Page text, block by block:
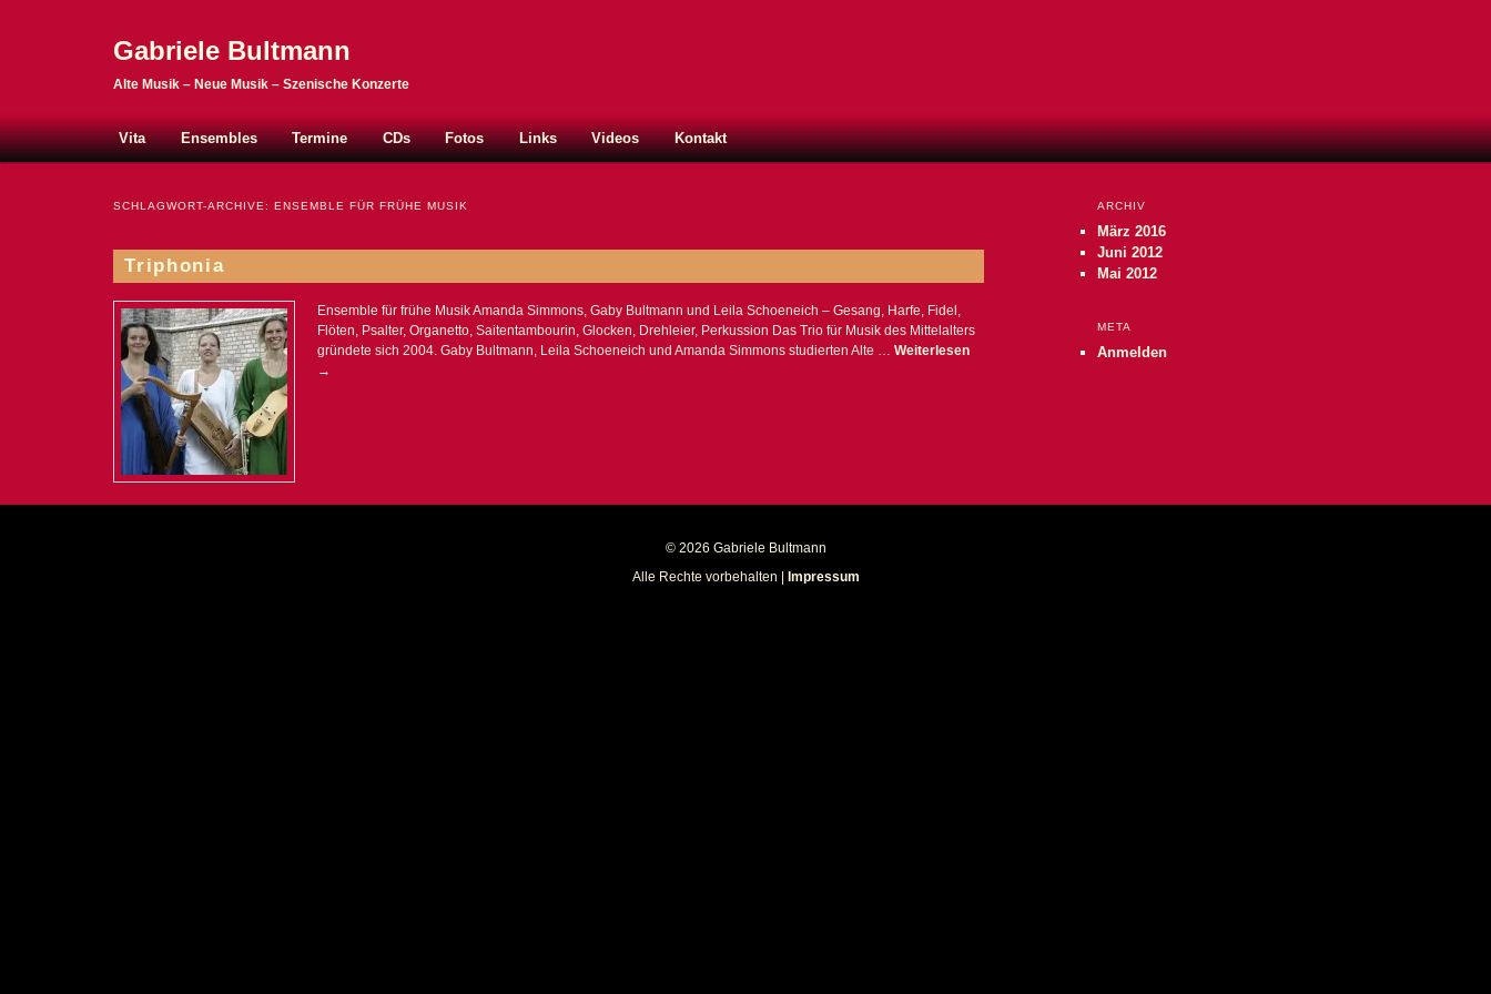
Gabriele Bultmann
Alte Musik – Neue Musik – Szenische Konzerte
Hauptmenü
Zum Inhalt wechseln
Zum sekundären Inhalt wechseln
Vita Ensembles Termine CDs Fotos Links Videos Kontakt
SCHLAGWORT-ARCHIVE:ENSEMBLE FÜR FRÜHE MUSIK
Triphonia
Ensemble für frühe Musik Amanda Simmons, Gaby Bultmann und Leila Schoeneich – Gesang, Harfe, Fidel,
Flöten, Psalter, Organetto, Saitentambourin, Glocken, Drehleier, Perkussion Das Trio für Musik des Mittelalters
gründete sich 2004. Gaby Bultmann, Leila Schoeneich und Amanda Simmons studierten Alte … Weiterlesen
→
ARCHIV
März 2016
Juni 2012
Mai 2012
META
Anmelden
© 2026 Gabriele Bultmann
Alle Rechte vorbehalten |
Impressum